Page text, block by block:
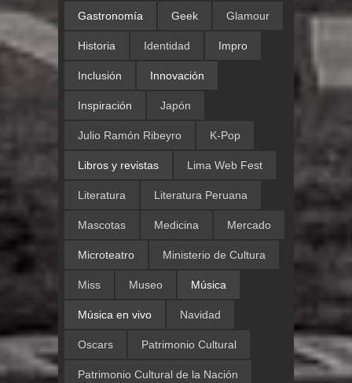
Gastronomía Geek Glamour
Historia Identidad Impro
Inclusión Innovación
Inspiración Japón
Julio Ramón Ribeyro K-Pop
Libros y revistas Lima Web Fest
Literatura Literatura Peruana
Mascotas Medicina Mercado
Microteatro Ministerio de Cultura
Miss Museo Música
Música en vivo Navidad
Oscars Patrimonio Cultural
Patrimonio Cultural de la Nación